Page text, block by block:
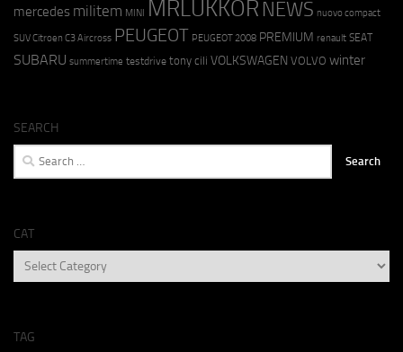
mercedes militem MINI MRLUKKOR NEWS nuovo compact
SUV Citroen C3 Aircross PEUGEOT PEUGEOT 2008 PREMIUM renault SEAT
SUBARU summertime testdrive tony cili VOLKSWAGEN VOLVO winter
SEARCH
Search
for:
CAT
CAT
TAG